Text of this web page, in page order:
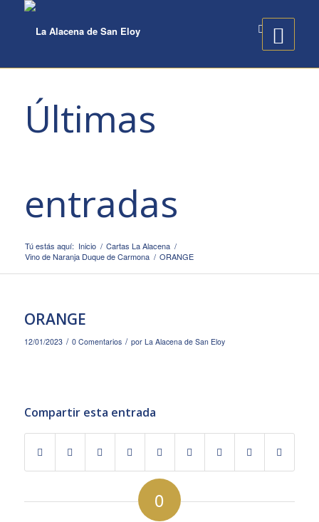
Últimas
entradas
Tú estás aquí: Inicio / Cartas La Alacena /
Vino de Naranja Duque de Carmona / ORANGE
ORANGE
12/01/2023 / 0 Comentarios / por La Alacena de San Eloy
Compartir esta entrada
0